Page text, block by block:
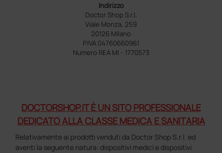
Indirizzo
Doctor Shop S.r.l.
Viale Monza, 259
20126 Milano
P.IVA 04760660961
Numero REA MI - 1770573
DOCTORSHOP.IT È UN SITO PROFESSIONALE
DEDICATO ALLA CLASSE MEDICA E SANITARIA
Relativamente ai prodotti venduti da Doctor Shop S.r.l. ed
aventi la seguente natura: dispositivi medici e dispositivi